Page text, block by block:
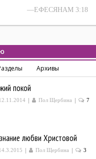
—ЕФЕСЯНАМ 3:18
Архивы
покой
| Пол Щербина | 7
любви Христовой
| Пол Щербина | 3